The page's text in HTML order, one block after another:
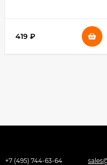
419 ₽
+7 (495) 744-63-64